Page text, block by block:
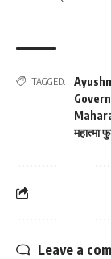
TAGGED:
महात्मा
Leave a